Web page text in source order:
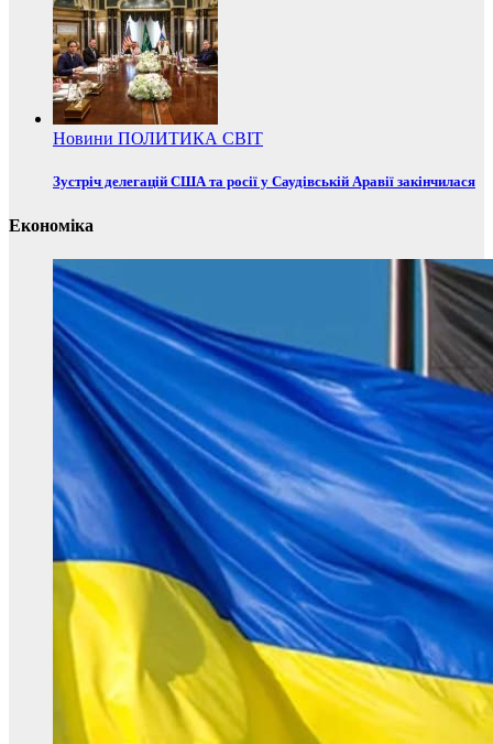
Новини ПОЛИТИКА СВІТ
Зустріч делегацій США та росії у Саудівській Аравії закінчилася
Економіка